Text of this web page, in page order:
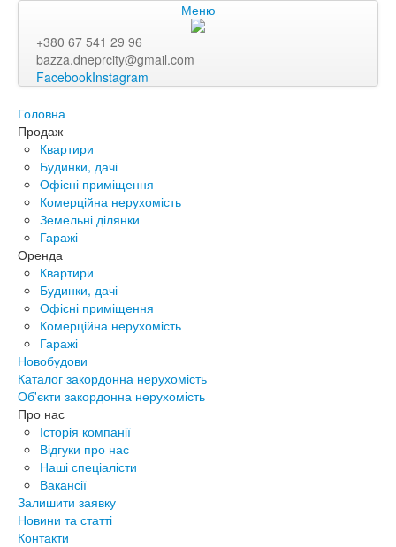
Меню
+380 67 541 29 96
bazza.dneprcity@gmail.com
FacebookInstagram
Головна
Продаж
Квартири
Будинки, дачі
Офісні приміщення
Комерційна нерухомість
Земельні ділянки
Гаражі
Оренда
Квартири
Будинки, дачі
Офісні приміщення
Комерційна нерухомість
Гаражі
Новобудови
Каталог закордонна нерухомість
Об'єкти закордонна нерухомість
Про нас
Історія компанії
Відгуки про нас
Наші спеціалісти
Вакансії
Залишити заявку
Новини та статті
Контакти